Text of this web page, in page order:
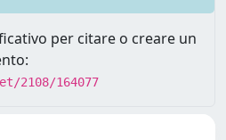
per citare o creare un
2108/164077